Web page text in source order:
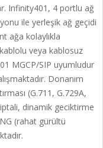
Infinity401, 4 portlu ağ
ile yerleşik ağ geçidi
ağa kolaylıkla
veya kablosuz
MGCP/SIP uyumludur
Donanım
(G.711, G.729A,
dinamik geciktirme
(rahat gürültü